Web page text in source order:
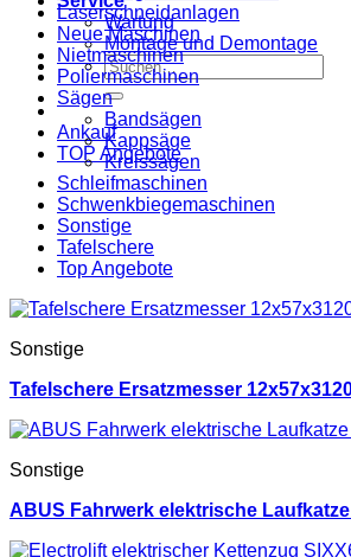
Wartung
Montage und Demontage
Suche
nach:
Ankauf
TOP Angebote
Laserschneidanlagen
Neue Maschinen
Nietmaschinen
Poliermaschinen
Sägen
Bandsägen
Kappsäge
Kreissägen
Schleifmaschinen
Schwenkbiegemaschinen
Sonstige
Tafelschere
Top Angebote
Sonstige
Tafelschere Ersatzmesser
Sonstige
ABUS Fahrwerk elektrische